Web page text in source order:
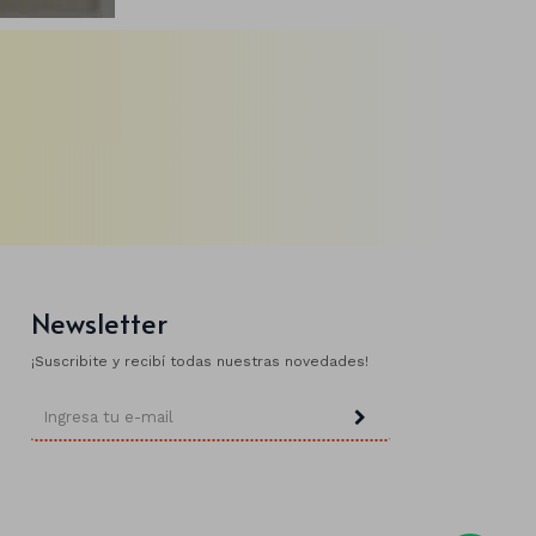
Newsletter
¡Suscribite y recibí todas nuestras novedades!